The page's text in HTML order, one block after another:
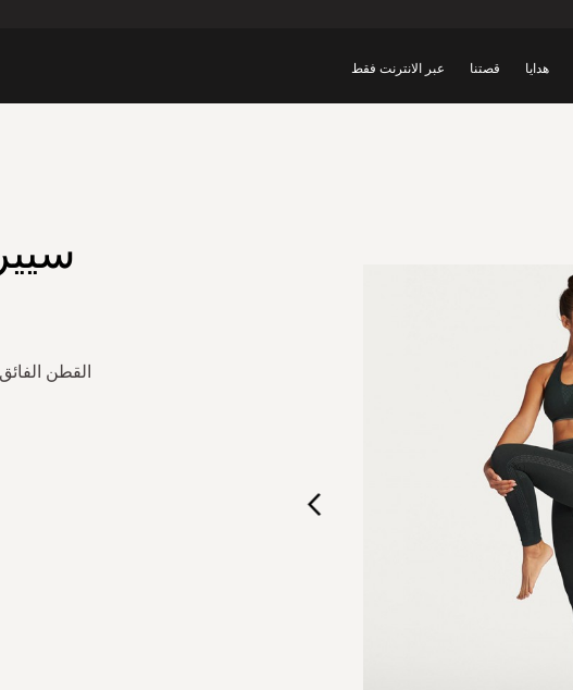
هدايا قصتنا عبر الانترنت فقط
القطن